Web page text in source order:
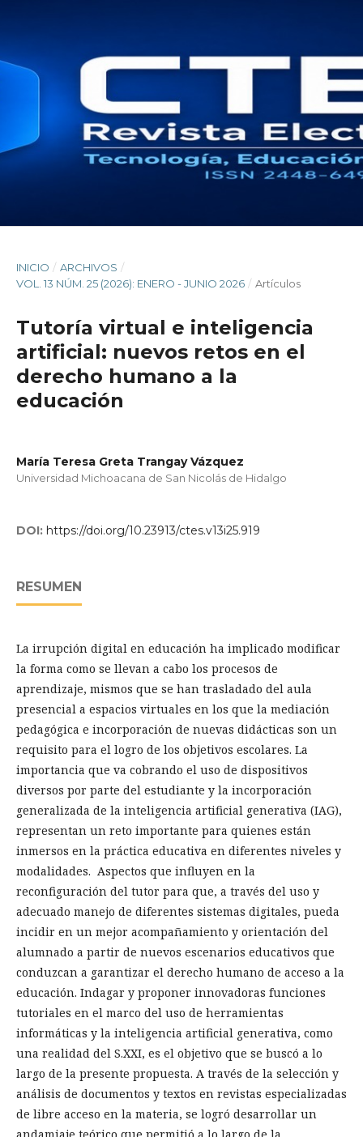
INICIO / ARCHIVOS /
VOL. 13 NÚM. 25 (2026): ENERO - JUNIO 2026 / Artículos
Tutoría virtual e inteligencia
artificial: nuevos retos en el
derecho humano a la
educación
María Teresa Greta Trangay Vázquez
Universidad Michoacana de San Nicolás de Hidalgo
DOI: https://doi.org/10.23913/ctes.v13i25.919
RESUMEN
La irrupción digital en educación ha implicado modificar
la forma como se llevan a cabo los procesos de
aprendizaje, mismos que se han trasladado del aula
presencial a espacios virtuales en los que la mediación
pedagógica e incorporación de nuevas didácticas son un
requisito para el logro de los objetivos escolares. La
importancia que va cobrando el uso de dispositivos
diversos por parte del estudiante y la incorporación
generalizada de la inteligencia artificial generativa (IAG),
representan un reto importante para quienes están
inmersos en la práctica educativa en diferentes niveles y
modalidades. Aspectos que influyen en la
reconfiguración del tutor para que, a través del uso y
adecuado manejo de diferentes sistemas digitales, pueda
incidir en un mejor acompañamiento y orientación del
alumnado a partir de nuevos escenarios educativos que
conduzcan a garantizar el derecho humano de acceso a la
educación. Indagar y proponer innovadoras funciones
tutoriales en el marco del uso de herramientas
informáticas y la inteligencia artificial generativa, como
una realidad del S.XXI, es el objetivo que se buscó a lo
largo de la presente propuesta. A través de la selección y
análisis de documentos y textos en revistas especializadas
de libre acceso en la materia, se logró desarrollar un